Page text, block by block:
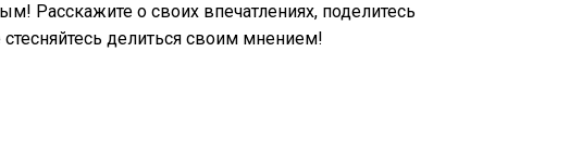
о своих впечатлениях, поделитесь
делиться своим мнением!